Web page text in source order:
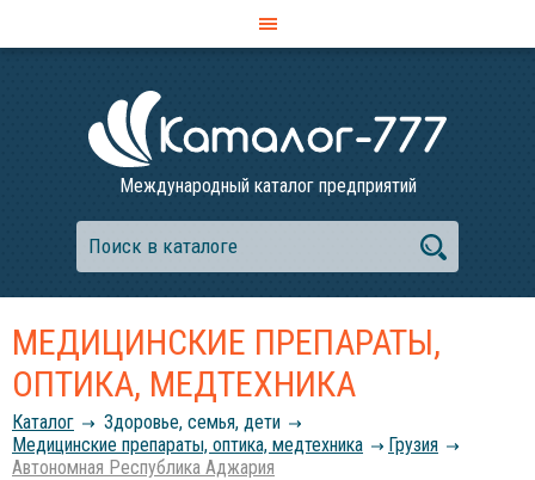
Международный каталог предприятий
МЕДИЦИНСКИЕ ПРЕПАРАТЫ,
ОПТИКА, МЕДТЕХНИКА
Каталог
Здоровье, семья, дети
Медицинские препараты, оптика, медтехника
Грузия
Автономная Республика Аджария